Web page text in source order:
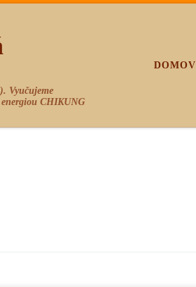
Vyučujeme
CHIKUNG
DOMOV